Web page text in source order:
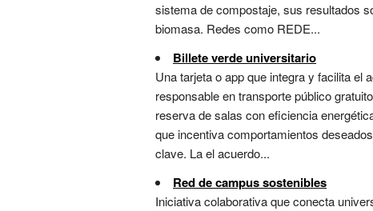
sistema de compostaje, sus resultados
biomasa. Redes como REDE...
Billete verde universitario
Una tarjeta o app que integra y facilita
responsable en transporte público
reserva de salas con eficiencia
que incentiva comportamientos
clave. La el acuerdo...
Red de campus sostenibles
Iniciativa colaborativa que conecta